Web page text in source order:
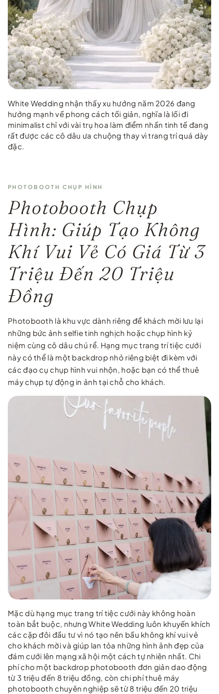
White Wedding nhận thấy xu hướng năm 2026 đang
hướng mạnh về phong cách tối giản, nghĩa là lối đi
minimalist chỉ với vài trụ hoa làm điểm nhấn tinh tế đang
rất được các cô dâu ưa chuộng thay vì trang trí quá dày
đặc.
PHOTOBOOTH CHỤP HÌNH
Photobooth Chụp
Hình: Giúp Tạo Không
Khí Vui Vẻ Có Giá Từ 3
Triệu Đến 20 Triệu
Đồng
Photobooth là khu vực dành riêng để khách mời lưu lại
những bức ảnh selfie tinh nghịch hoặc chụp hình kỷ
niệm cùng cô dâu chú rể. Hạng mục trang trí tiệc cưới
này có thể là một backdrop nhỏ riêng biệt đi kèm với
các đạo cụ chụp hình vui nhộn, hoặc bạn có thể thuê
máy chụp tự động in ảnh tại chỗ cho khách.
Mặc dù hạng mục trang trí tiệc cưới này không hoàn
toàn bắt buộc, nhưng White Wedding luôn khuyến khích
các cặp đôi đầu tư vì nó tạo nên bầu không khí vui vẻ
cho khách mời và giúp lan tỏa những hình ảnh đẹp của
đám cưới lên mạng xã hội một cách tự nhiên nhất. Chi
phí cho một backdrop photobooth đơn giản dao động
từ 3 triệu đến 8 triệu đồng, còn chi phí thuê máy
photobooth chuyên nghiệp sẽ từ 8 triệu đến 20 triệu